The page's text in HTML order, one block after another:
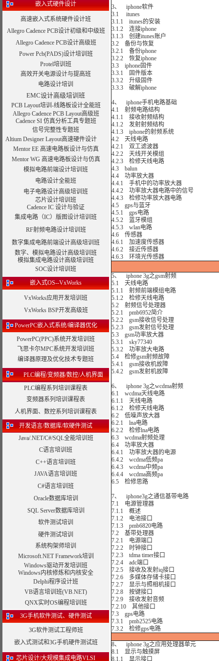
嵌入式硬件设计
高速嵌入式系统硬件设计班
Allegro Cadence PCB设计初级和中级班
Allegro Cadence PCB设计高级班
Power Pcb(PADS)设计培训班
Protel培训班
高效开关电源设计与提高班
电路设计培训
EMC设计高级培训班
PCB Layout培训-线路板设计全能班
Allegro Cadence PCB Layout高级班
Cadence SI 仿真分析工具专题班
信号完整性专题班
Altium Designer Layout高速硬件设计
Mentor EE 高速电路板设计与仿真
Mentor WG 高速电路板设计与仿真
模拟电路前端设计培训班
电路设计全能班
电子电路设计高级培训班
芯片设计培训班
Cadence IC 设计与验证
集成电路（IC）版图设计培训班
RF射频电路设计培训班
数字集成电路前端设计高级培训班
数字、模拟电路设计高级培训班
模拟集成电路设计高级培训班
SOC设计培训班
嵌入式OS--VxWorks
VxWorks应用开发培训班
VxWorks BSP开发高级班
PowerPC嵌入式系统/编译器优化
PowerPC(PPC)系统开发培训班
飞思卡尔MPC系统开发培训班
编译器原理及优化技术专题班
PLC编程/变频器/数控/人机界面
PLC编程系列培训课程表
变频器系列培训课程表
人机界面、数控系列培训课程表
开发语言/数据库/软硬件测试
Java/.NET/C#/SQL全能培训班
C语言培训班
C++语言培训班
JAVA语言培训班
C#语言培训班
Oracle数据库培训
SQL Server数据库培训
软件测试培训
硬件测试培训
系统构架师培训
Microsoft.NET Framework培训
Windows驱动开发培训班
Windows内核修炼和内核安全
Delphi程序设计班
VB语言培训班(VB.NET)
QNX实时OS编程培训班
3G手机软件测试、硬件测试
3G软件测试工程师班
嵌入式测试和3G手机硬件测试班
芯片设计/大规模集成电路VLSI
3、 iphone软件
3.1 itunes
3.1.1 itunes的安装
3.1.2 连接iphone
3.1.3 创建itunes账户
3.2 备份与恢复
3.2.1 备份iphone
3.2.2 恢复iphone
3.3 iphone固件
3.3.1 固件版本
3.3.2 升级固件
3.3.3 破解iphone
4、 iphone手机电路基础
4.1 射频电路结构
4.1.1 接收射频结构
4.1.2 发射射频结构
4.1.3 iphone的射频系统
4.2 天线电路
4.2.1 双工滤波器
4.2.2 天线开关模组
4.2.3 检修天线电路
4.3 balun
4.4 功率放大器
4.4.1 手机中的功率放大器
4.4.2 功率放大器电路中的信号
4.4.3 检修功率放大器电路
4.5 gps与蓝牙
4.5.1 gps电路
4.5.2 蓝牙模组
4.5.3 wlan电路
4.6 传感器
4.6.1 加速度传感器
4.6.2 接近传感器
4.6.3 环境光传感器
5、 iphone 3g之gsm射频
5.1 天线电路
5.1.1 射频前端模组电路
5.1.2 检修天线电路
5.2 射频信号处理器
5.2.1 pmb6952简介
5.2.2 gsm接收信号处理
5.2.3 gsm发射信号处理
5.3 gsm功率放大器
5.3.1 sky77340
5.3.2 功率放大电路
5.4 检修gsm射频故障
5.4.1 gsm接收机故障
5.4.2 gsm发射机故障
6、 iphone 3g之wcdma射频
6.1 wcdma天线电路
6.1.1 天线电路
6.1.2 检修天线电路
6.2 低噪声放大器
6.2.1 lna电路
6.2.2 检修lna电路
6.3 wcdma射频处理
6.4 功率放大器
6.4.1 功率放大器的电源
6.4.2 wcdma低频pa
6.4.3 wcdma中频pa
6.4.4 wcdma高频pa
6.5 检修思路
7、 iphone3g之通信基带电路
7.1 电源管理器
7.1.1 概述
7.1.2 电池接口
7.1.3 pmb6820电路
7.2 基带处理器
7.2.1 电源端口
7.2.2 时钟接口
7.2.3 tdma timer接口
7.2.4 adc端口
7.2.5 接收及发射iq接口
7.2.6 多媒体存储卡接口
7.2.7 显示与照相机接口
7.2.8 按键接口
7.2.9 接收发射音频
7.2.10 其他接口
7.3 gps电路
7.3.1 pmb2525电路
7.3.2 检修gps电路
8、 iphone 3g之应用处理器单元
8.1 显示与触摸屏
8.1.1 显示接口